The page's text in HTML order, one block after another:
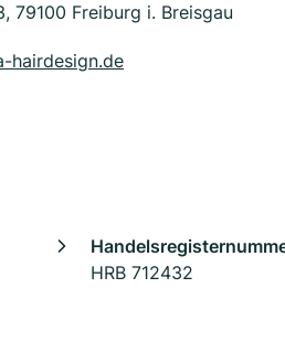
79100 Freiburg i. Breisgau
hairdesign.de
HRB 712432